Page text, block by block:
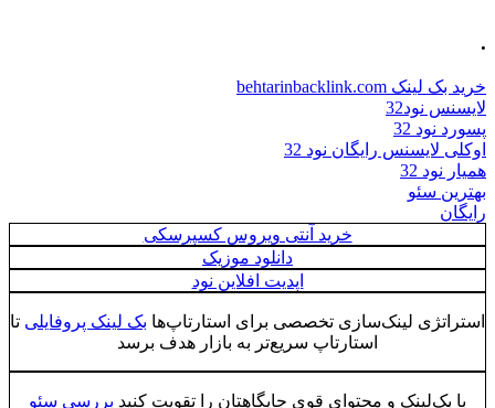
.
خرید بک لینک behtarinbacklink.com
لایسنس نود32
پسورد نود 32
اوکلی لایسنس رایگان نود 32
همیار نود 32
بهترین سئو
رایگان
خرید آنتی ویروس کسپرسکی
دانلود موزیک
اپدیت افلاین نود
استراتژی لینک‌سازی تخصصی برای استارتاپ‌ها بک لینک پروفایلی تا
استارتاپ سریع‌تر به بازار هدف برسد
با بک‌لینک و محتوای قوی جایگاهتان را تقویت کنید بررسی سئو